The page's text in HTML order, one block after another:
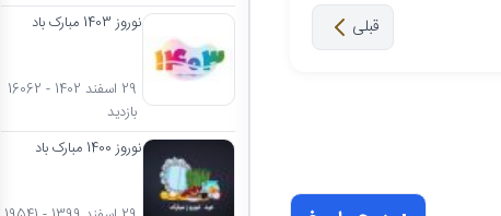
قبلی
نوروز 1403 مبارک باد
29 اسفند 1402 - 16062
بازدید
نوروز 1400 مبارک باد